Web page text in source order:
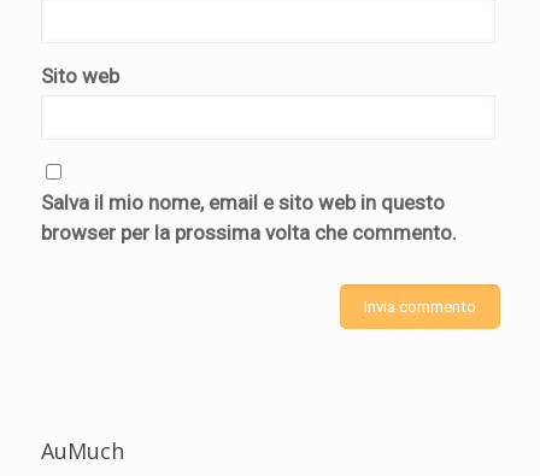
Sito web
Salva il mio nome, email e sito web in questo
browser per la prossima volta che commento.
AuMuch